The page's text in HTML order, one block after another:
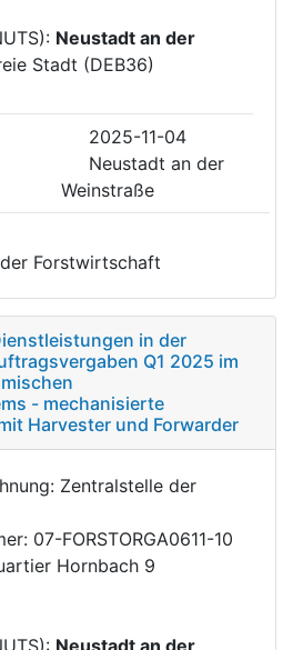
Neustadt an der
Stadt (DEB36)
2025-11-04
Neustadt an der
Weinstraße
Forstwirtschaft
in der
Q1 2025 im
- mechanisierte
Harvester und Forwarder
Zentralstelle der
07-FORSTORGA0611-10
Hornbach 9
Neustadt an der